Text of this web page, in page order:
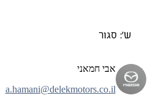
ש': סגור
אבי חמאני
a.hamani@delekmotors.co.il